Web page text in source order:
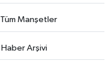
Tüm Manşetler
Haber Arşivi